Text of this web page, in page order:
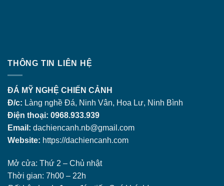
THÔNG TIN LIÊN HỆ
ĐÁ MỸ NGHỆ CHIẾN CẢNH
Đ/c: Làng nghề Đá, Ninh Vân, Hoa Lư, Ninh Bình
Điện thoại: 0968.933.939
Email: dachiencanh.nb@gmail.com
Website: https://dachiencanh.com
Mở cửa: Thứ 2 – Chủ nhật
Thời gian: 7h00 – 22h